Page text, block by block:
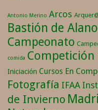
Antonio Merino Arcos
Bastión de
Campeonato
comida
Iniciación Cursos En
Fotografía IFAA
de Invierno